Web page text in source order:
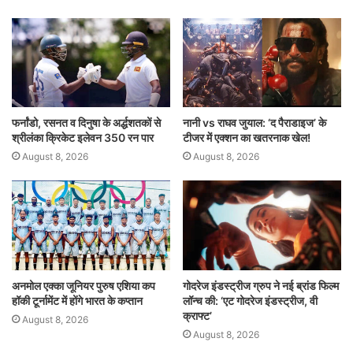
फर्नांडो, रसनत व दिनुषा के अर्द्धशतकों से
श्रीलंका क्रिकेट इलेवन 350 रन पार
August 8, 2026
नानी vs राघव जुयाल: ‘द पैराडाइज’ के
टीजर में एक्शन का खतरनाक खेल!
August 8, 2026
अनमोल एक्का जूनियर पुरुष एशिया कप
हॉकी टूर्नामेंट में होंगे भारत के कप्तान
August 8, 2026
गोदरेज इंडस्ट्रीज ग्रुप ने नई ब्रांड फिल्म
लॉन्च की: ‘एट गोदरेज इंडस्ट्रीज, वी
क्राफ्ट’
August 8, 2026